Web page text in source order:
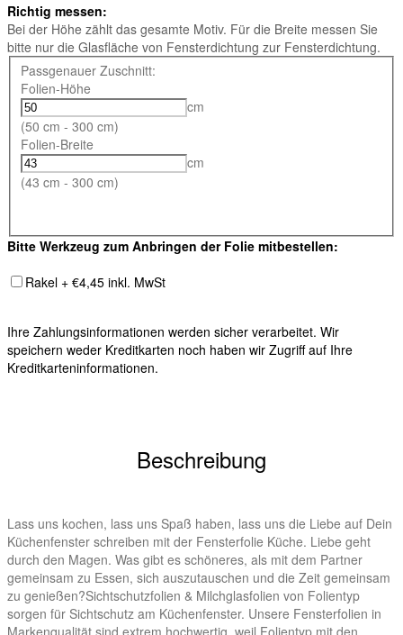
Richtig messen:
Bei der Höhe zählt das gesamte Motiv. Für die Breite messen Sie
bitte nur die Glasfläche von Fensterdichtung zur Fensterdichtung.
Passgenauer Zuschnitt:
Folien-Höhe
cm
(50 cm - 300 cm)
Folien-Breite
cm
(43 cm - 300 cm)
Bitte Werkzeug zum Anbringen der Folie mitbestellen:
Rakel + €4,45 inkl. MwSt
Ihre Zahlungsinformationen werden sicher verarbeitet. Wir
speichern weder Kreditkarten noch haben wir Zugriff auf Ihre
Kreditkarteninformationen.
Beschreibung
Lass uns kochen, lass uns Spaß haben, lass uns die Liebe auf Dein
Küchenfenster schreiben mit der Fensterfolie Küche. Liebe geht
durch den Magen. Was gibt es schöneres, als mit dem Partner
gemeinsam zu Essen, sich auszutauschen und die Zeit gemeinsam
zu genießen?Sichtschutzfolien & Milchglasfolien von Folientyp
sorgen für Sichtschutz am Küchenfenster. Unsere Fensterfolien in